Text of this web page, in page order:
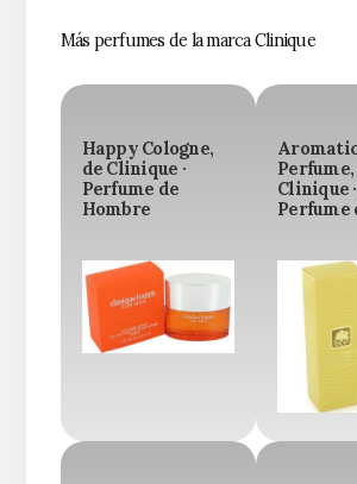
Más perfumes de la marca Clinique
Happy Cologne,
de Clinique ·
Perfume de
Hombre
Perfume,
Clinique ·
Perfume